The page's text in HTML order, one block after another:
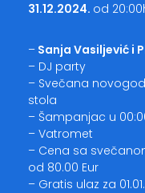
31.12.2024. od
– Sanja Vasiljević i
– DJ party
– Svečana
stola
– Šampanjac u
– Vatromet
– Cena sa
od 80.00 Eur
– Gratis ulaz za